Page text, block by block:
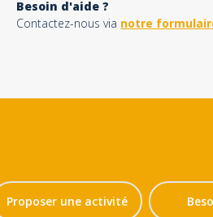
Besoin d'aide ?
Contactez-nous via notre
Proposer une activité